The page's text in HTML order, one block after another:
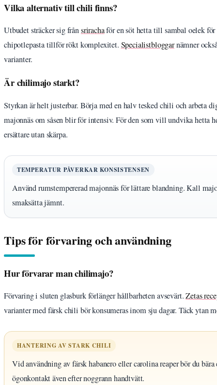
Vilka alternativ till chili finns?
Utbudet sträcker sig frånsrirachaför en söt hetta till sambal oelek för
chipotlepasta tillför rökt komplexitet. Specialistbloggarnämner
varianter.
Är chilimajo starkt?
Styrkan är helt justerbar. Börja med en halv tesked chili och arbeta
majonnäs om såsen blir för intensiv. För den som vill undvika hetta
ersättare utan skärpa.
TEMPERATUR PÅVERKAR KONSISTENSEN
Använd rumstempererad majonnäs för lättare blandning. Kall
smaksätta jämnt.
Tips för förvaring och användning
Hur förvarar man chilimajo?
Förvaring i sluten glasburk förlänger hållbarheten avsevärt.Zetas
varianter med färsk chili bör konsumeras inom sju dagar. Täck
HANTERING AV STARK CHILI
Vid användning av färsk habanero eller carolina reaper bör du
ögonkontakt även efter noggrann handtvätt.